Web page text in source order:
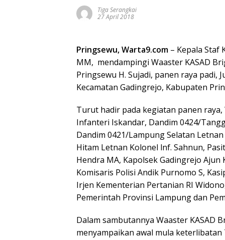
Tiga Serangkai
27 April 2018
Pringsewu, Warta9.com – Kepala Staf
MM, mendampingi Waaster KASAD
Pringsewu H. Sujadi, panen raya padi,
Kecamatan Gadingrejo, Kabupaten
Turut hadir pada kegiatan panen
Infanteri Iskandar, Dandim 0424/
Dandim 0421/Lampung Selatan
Hitam Letnan Kolonel lnf. Sahnun,
Hendra MA, Kapolsek Gadingrejo
Komisaris Polisi Andik Purnomo S,
Irjen Kementerian Pertanian RI
Pemerintah Provinsi Lampung dan
Dalam sambutannya Waaster KASAD
menyampaikan awal mula